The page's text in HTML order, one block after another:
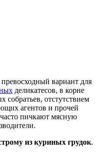
вариант для
деликатесов, в корне
собратьев, отстутствием
агентов и прочей
пичкают мясную
из куриных грудок.